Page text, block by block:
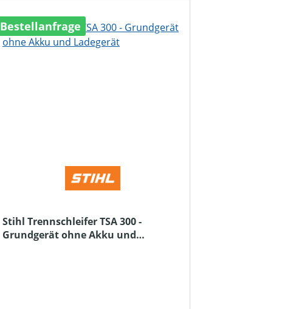
Bestellanfrage
Stihl Trennschleifer TSA 300 -
Grundgerät ohne Akku und